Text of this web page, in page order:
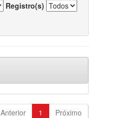
Registro(s)
Anterior 1 Próximo